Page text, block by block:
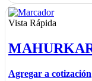
Vista Rápida
Agregar a cotización